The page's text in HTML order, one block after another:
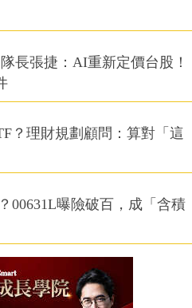
長張捷：AI重新定價台股！
？理財規劃顧問：算對「這
00631L曝險破百，成「含積